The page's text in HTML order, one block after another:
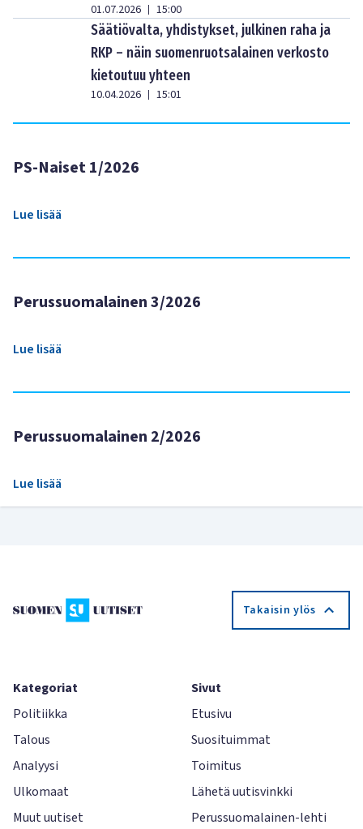
01.07.2026 | 15:00
Säätiövalta, yhdistykset, julkinen raha ja
RKP – näin suomenruotsalainen verkosto
kietoutuu yhteen
10.04.2026 | 15:01
PS-Naiset 1/2026
Lue lisää
Perussuomalainen 3/2026
Lue lisää
Perussuomalainen 2/2026
Lue lisää
Takaisin ylös
Kategoriat
Politiikka
Talous
Analyysi
Ulkomaat
Muut uutiset
Sivut
Etusivu
Suosituimmat
Toimitus
Lähetä uutisvinkki
Perussuomalainen-lehti